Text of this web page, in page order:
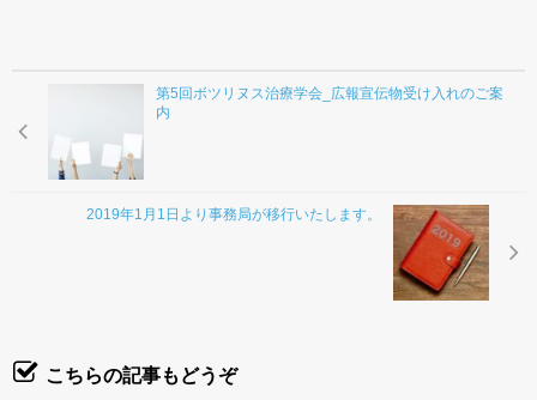
第5回ボツリヌス治療学会_広報宣伝物受け入れのご案
内
2019年1月1日より事務局が移行いたします。
こちらの記事もどうぞ